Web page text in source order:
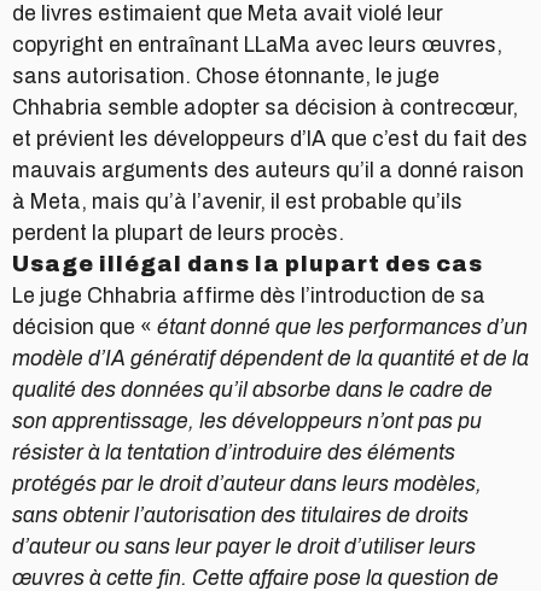
de livres estimaient que Meta avait violé leur
copyright en entraînant LLaMa avec leurs œuvres,
sans autorisation. Chose étonnante, le juge
Chhabria semble adopter sa décision à contrecœur,
et prévient les développeurs d’IA que c’est du fait des
mauvais arguments des auteurs qu’il a donné raison
à Meta, mais qu’à l’avenir, il est probable qu’ils
perdent la plupart de leurs procès.
Usage illégal dans la plupart des cas
Le juge Chhabria affirme dès l’introduction de sa
décision que « étant donné que les performances d’un
modèle d’IA génératif dépendent de la quantité et de la
qualité des données qu’il absorbe dans le cadre de
son apprentissage, les développeurs n’ont pas pu
résister à la tentation d’introduire des éléments
protégés par le droit d’auteur dans leurs modèles,
sans obtenir l’autorisation des titulaires de droits
d’auteur ou sans leur payer le droit d’utiliser leurs
œuvres à cette fin. Cette affaire pose la question de